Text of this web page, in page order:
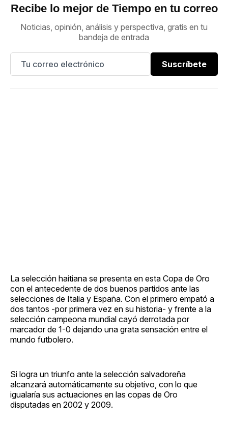
Recibe lo mejor de Tiempo en tu correo
Noticias, opinión, análisis y perspectiva, gratis en tu
bandeja de entrada
Suscríbete
La selección haitiana se presenta en esta Copa de Oro
con el antecedente de dos buenos partidos ante las
selecciones de Italia y España. Con el primero empató a
dos tantos -por primera vez en su historia- y frente a la
selección campeona mundial cayó derrotada por
marcador de 1-0 dejando una grata sensación entre el
mundo futbolero.
Si logra un triunfo ante la selección salvadoreña
alcanzará automáticamente su objetivo, con lo que
igualaría sus actuaciones en las copas de Oro
disputadas en 2002 y 2009.